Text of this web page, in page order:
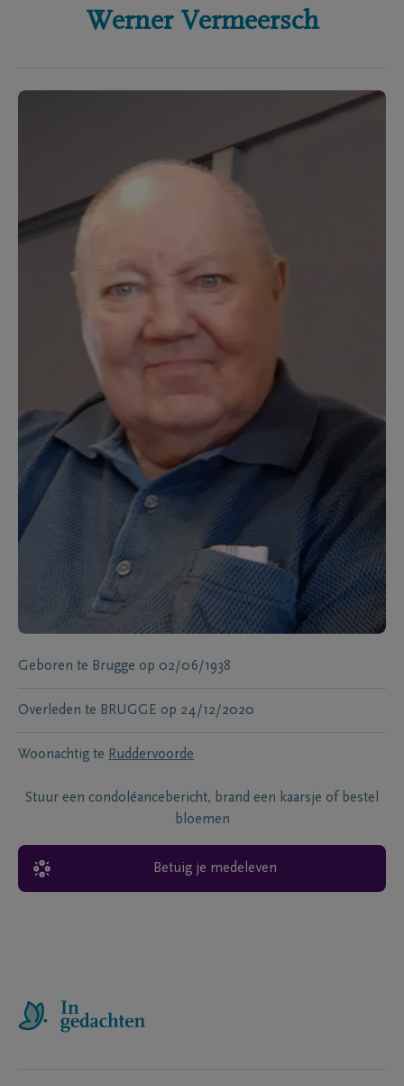
Werner Vermeersch
Geboren te Brugge op 02/06/1938
Overleden te BRUGGE op 24/12/2020
Woonachtig te Ruddervoorde
Stuur een condoléancebericht, brand een kaarsje of bestel
bloemen
Betuig je medeleven